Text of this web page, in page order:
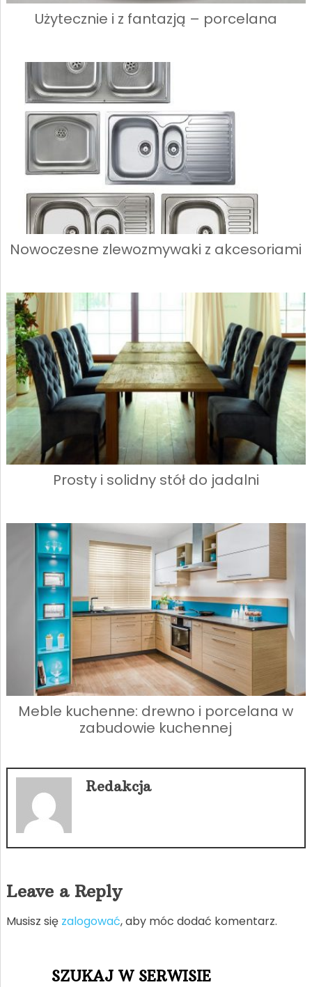
Użytecznie i z fantazją – porcelana
Nowoczesne zlewozmywaki z akcesoriami
Prosty i solidny stół do jadalni
Meble kuchenne: drewno i porcelana w
zabudowie kuchennej
Redakcja
Leave a Reply
Musisz się zalogować, aby móc dodać komentarz.
SZUKAJ W SERWISIE